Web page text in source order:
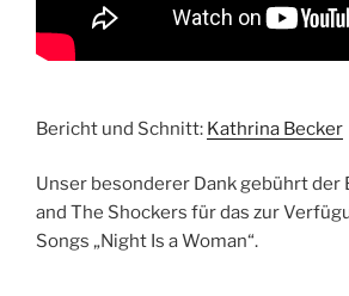
Bericht und Schnitt: Kathrina Becker
Unser besonderer Dank gebührt der
and The Shockers für das zur
Songs „Night Is a Woman“.